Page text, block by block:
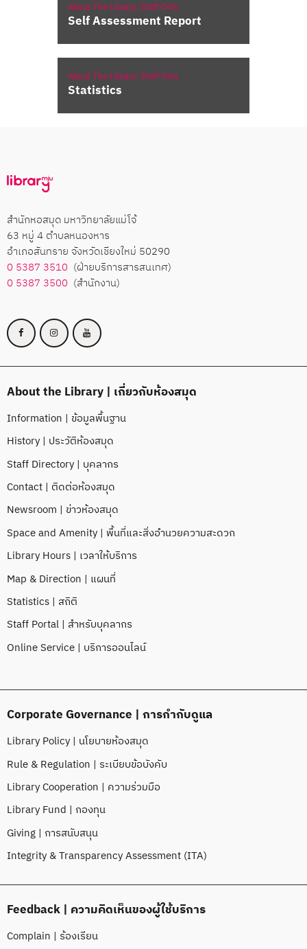
About The Library, Staff Only
Self Assessment Report
About The Library, Staff Only
Statistics
สำนักหอสมุด มหาวิทยาลัยแม่โจ้
63 หมู่ 4 ตำบลหนองหาร
อำเภอสันทราย จังหวัดเชียงใหม่ 50290
0 5387 3510 (ฝ่ายบริการสารสนเทศ)
0 5387 3500 (สำนักงาน)
About the Library | เกี่ยวกับห้องสมุด
Information | ข้อมูลพื้นฐาน
History | ประวัติห้องสมุด
Staff Directory | บุคลากร
Contact | ติดต่อห้องสมุด
Newsroom | ข่าวห้องสมุด
Space and Amenity | พื้นที่และสิ่งอำนวยความสะดวก
Library Hours | เวลาให้บริการ
Map & Direction | แผนที่
Statistics | สถิติ
Staff Portal | สำหรับบุคลากร
Online Service | บริการออนไลน์
Corporate Governance | การกำกับดูแล
Library Policy | นโยบายห้องสมุด
Rule & Regulation | ระเบียบข้อบังคับ
Library Cooperation | ความร่วมมือ
Library Fund | กองทุน
Giving | การสนับสนุน
Integrity & Transparency Assessment (ITA)
Feedback | ความคิดเห็นของผู้ใช้บริการ
Complain | ร้องเรียน